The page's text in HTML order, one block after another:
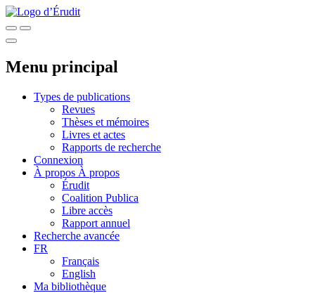
Menu principal
Types de publications
Revues
Thèses et mémoires
Livres et actes
Rapports de recherche
Connexion
À propos À propos
Érudit
Coalition Publica
Libre accès
Rapport annuel
Recherche avancée
FR
Français
English
Ma bibliothèque